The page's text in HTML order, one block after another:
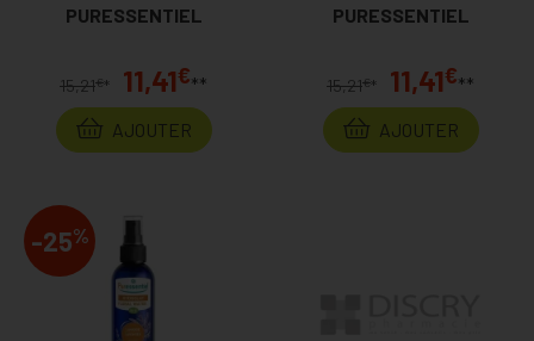
PURESSENTIEL
15,21€* 11,41€**
AJOUTER
PURESSENTIEL
15,21€* 11,41€**
AJOUTER
-25%